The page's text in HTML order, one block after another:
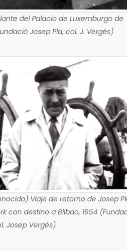
del Palacio de Luxemburgo de
Josep Pla, col. J. Vergés)
Viaje de retorno de Josep
con destino a Bilbao, 1954
Josep Vergés)